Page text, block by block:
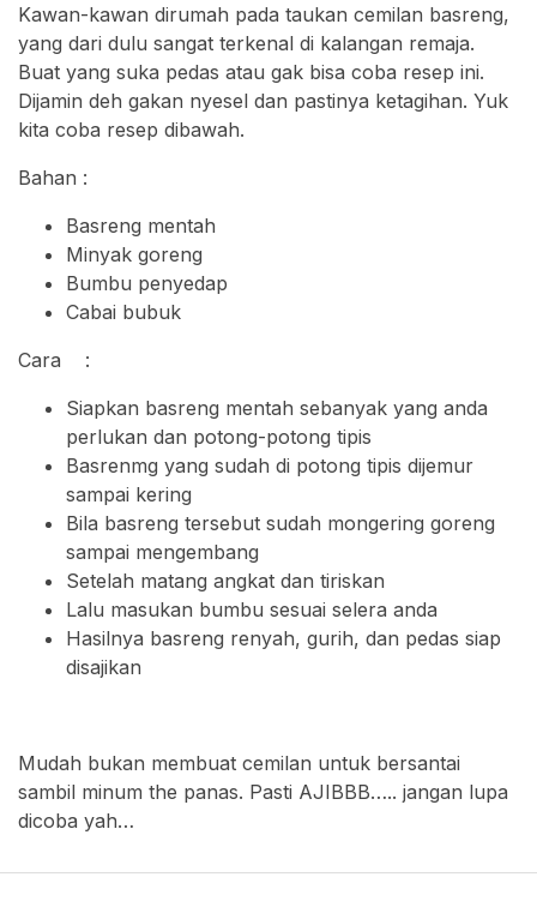
Kawan-kawan dirumah pada taukan cemilan basreng,
yang dari dulu sangat terkenal di kalangan remaja.
Buat yang suka pedas atau gak bisa coba resep ini.
Dijamin deh gakan nyesel dan pastinya ketagihan. Yuk
kita coba resep dibawah.
Bahan :
Basreng mentah
Minyak goreng
Bumbu penyedap
Cabai bubuk
Cara :
Siapkan basreng mentah sebanyak yang anda
perlukan dan potong-potong tipis
Basrenmg yang sudah di potong tipis dijemur
sampai kering
Bila basreng tersebut sudah mongering goreng
sampai mengembang
Setelah matang angkat dan tiriskan
Lalu masukan bumbu sesuai selera anda
Hasilnya basreng renyah, gurih, dan pedas siap
disajikan
Mudah bukan membuat cemilan untuk bersantai
sambil minum the panas. Pasti AJIBBB….. jangan lupa
dicoba yah…